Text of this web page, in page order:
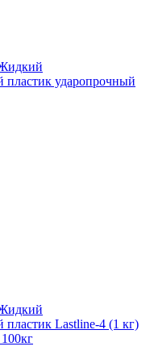
пластик ударопрочный
Lastline-4 (1 кг)